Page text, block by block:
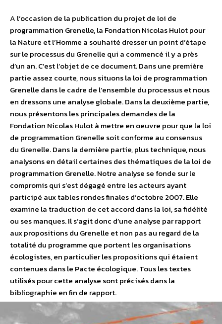
A l’occasion de la publication du projet de loi de
programmation Grenelle, la Fondation Nicolas Hulot pour
la Nature et l’Homme a souhaité dresser un point d’étape
sur le processus du Grenelle qui a commencé il y a près
d’un an. C’est l’objet de ce document. Dans une première
partie assez courte, nous situons la loi de programmation
Grenelle dans le cadre de l’ensemble du processus et nous
en dressons une analyse globale. Dans la deuxième partie,
nous présentons les principales demandes de la
Fondation Nicolas Hulot à mettre en oeuvre pour que la loi
de programmation Grenelle soit conforme au consensus
du Grenelle. Dans la dernière partie, plus technique, nous
analysons en détail certaines des thématiques de la loi de
programmation Grenelle. Notre analyse se fonde sur le
compromis qui s’est dégagé entre les acteurs ayant
participé aux tables rondes finales d’octobre 2007. Elle
examine la traduction de cet accord dans la loi, sa fidélité
ou ses manques. Il s’agit donc d’une analyse par rapport
aux propositions du Grenelle et non pas au regard de la
totalité du programme que portent les organisations
écologistes, en particulier les propositions qui étaient
contenues dans le Pacte écologique. Tous les textes
utilisés pour cette analyse sont précisés dans la
bibliographie en fin de rapport.